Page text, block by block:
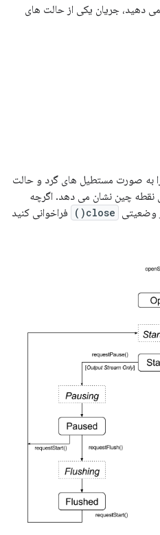
دهید، جریان یکی از حالت های
را به صورت مستطیل های گرد و حالت
نقطه چین نشان می دهد. اگرچه
وضعیتی close() فراخوانی کنید